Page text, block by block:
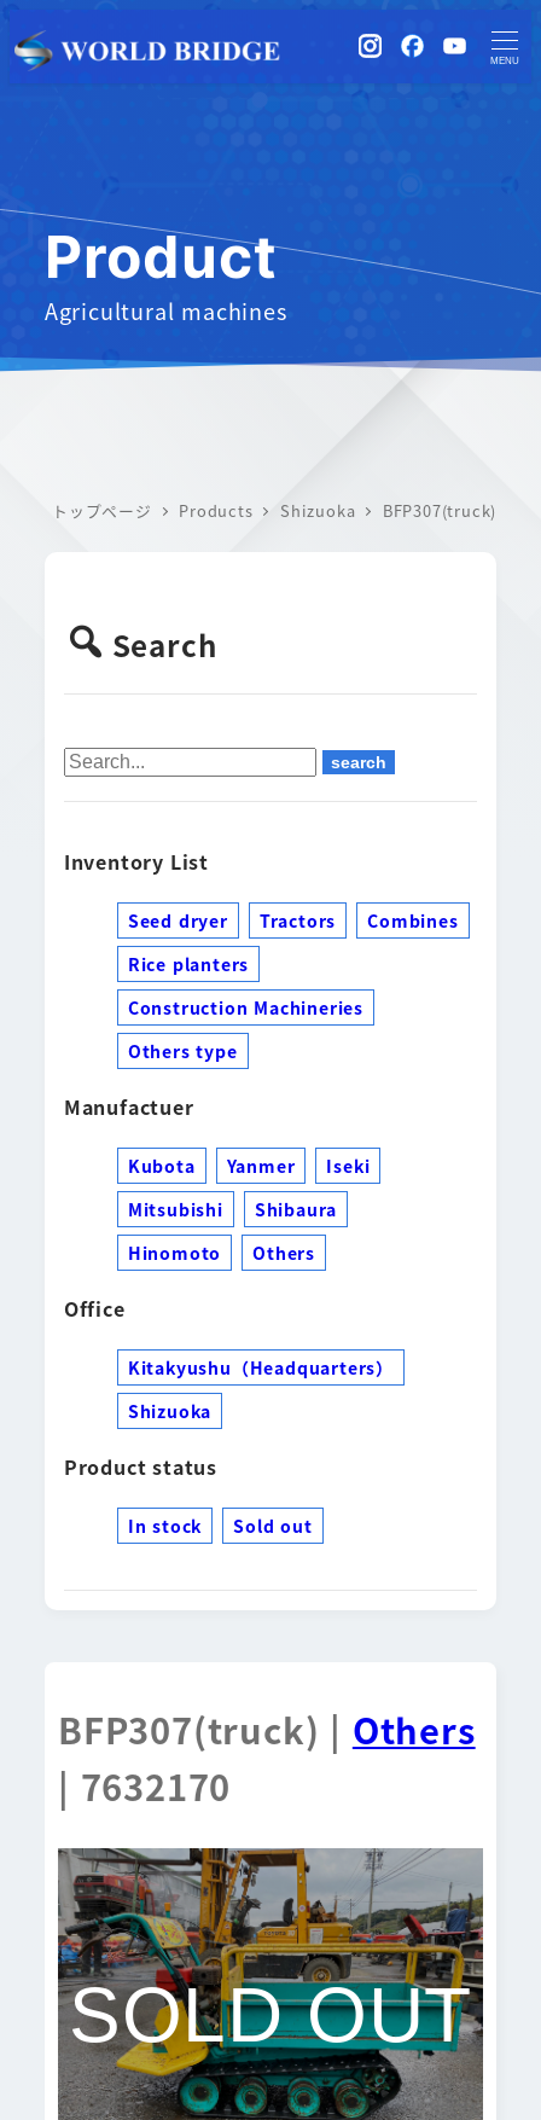
instagramFacebook
MENU
Product
Agricultural machines
トップページ Products Shizuoka BFP307(truck)
Search
Inventory List
Seed dryer Tractors
Combines
Rice planters
Construction Machineries
Others type
Manufactuer
Kubota Yanmer
Iseki
Mitsubishi
Shibaura
Hinomoto
Others
Office
Kitakyushu（Headquarters）
Shizuoka
Product status
In stock Sold out
BFP307(truck) | Others
| 7632170
SOLD OUT